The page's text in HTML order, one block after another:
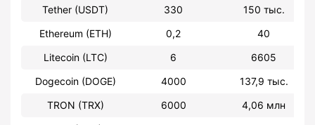
Tether (USDT)
330
150 тыс.
Ethereum (ETH)
0,2
40
Litecoin (LTC)
6
6605
Dogecoin (DOGE)
4000
137,9 тыс.
TRON (TRX)
6000
4,06 млн